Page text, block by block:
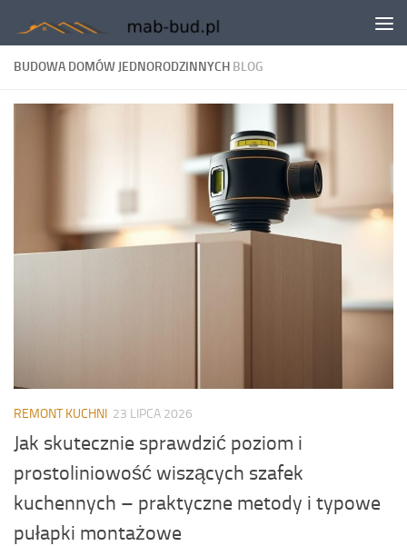
Skip to content
BUDOWA DOMÓW JEDNORODZINNYCH BLOG
REMONT KUCHNI 23 LIPCA 2026
Jak skutecznie sprawdzić poziom i
prostoliniowość wiszących szafek
kuchennych – praktyczne metody i typowe
pułapki montażowe